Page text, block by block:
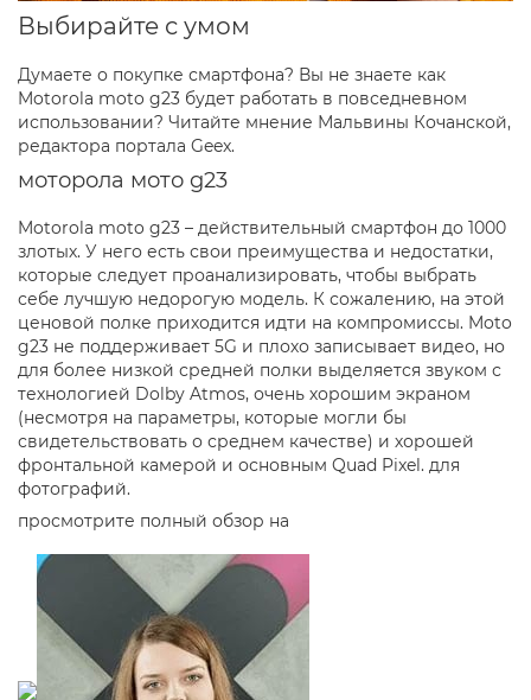
Выбирайте с умом
Думаете о покупке смартфона? Вы не знаете как
Motorola moto g23 будет работать в повседневном
использовании? Читайте мнение Мальвины Кочанской,
редактора портала Geex.
моторола мото g23
Motorola moto g23 – действительный смартфон до 1000
злотых. У него есть свои преимущества и недостатки,
которые следует проанализировать, чтобы выбрать
себе лучшую недорогую модель. К сожалению, на этой
ценовой полке приходится идти на компромиссы. Moto
g23 не поддерживает 5G и плохо записывает видео, но
для более низкой средней полки выделяется звуком с
технологией Dolby Atmos, очень хорошим экраном
(несмотря на параметры, которые могли бы
свидетельствовать о среднем качестве) и хорошей
фронтальной камерой и основным Quad Pixel. для
фотографий.
просмотрите полный обзор на